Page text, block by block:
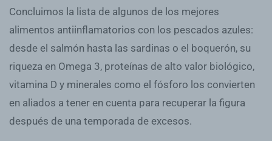
Concluimos la lista de algunos de los mejores
alimentos antiinflamatorios con los pescados azules:
desde el salmón hasta las sardinas o el boquerón, su
riqueza en Omega 3, proteínas de alto valor biológico,
vitamina D y minerales como el fósforo los convierten
en aliados a tener en cuenta para recuperar la figura
después de una temporada de excesos.